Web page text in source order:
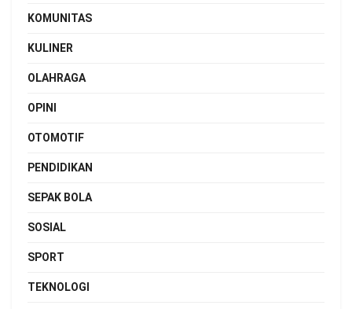
KOMUNITAS
KULINER
OLAHRAGA
OPINI
OTOMOTIF
PENDIDIKAN
SEPAK BOLA
SOSIAL
SPORT
TEKNOLOGI